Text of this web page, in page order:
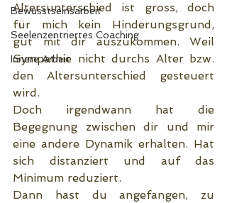
Bewusstseinsarbeit
Seelenzentriertes Coaching
Innere Arbeit
Altersunterschied ist gross, doch
für mich kein Hinderungsgrund,
gut mit dir auszukommen. Weil
Sympathie nicht durchs Alter bzw.
den Altersunterschied gesteuert
wird.
Doch irgendwann hat die
Begegnung zwischen dir und mir
eine andere Dynamik erhalten. Hat
sich distanziert und auf das
Minimum reduziert.
Dann hast du angefangen, zu